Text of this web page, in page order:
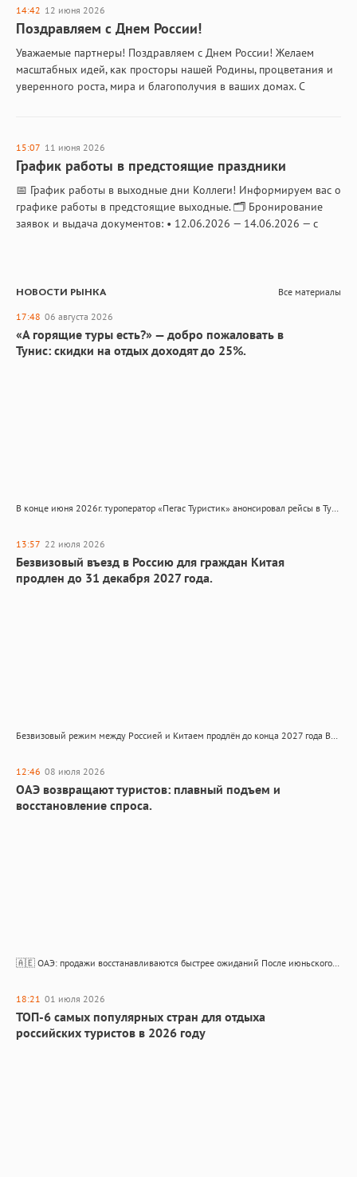
14:42 12 июня 2026
Поздравляем с Днем России!
Уважаемые партнеры! Поздравляем с Днем России! Желаем
масштабных идей, как просторы нашей Родины, процветания и
уверенного роста, мира и благополучия в ваших домах. С
15:07 11 июня 2026
График работы в предстоящие праздники
📅 График работы в выходные дни Коллеги! Информируем вас о
графике работы в предстоящие выходные. 🗂 Бронирование
заявок и выдача документов: • 12.06.2026 — 14.06.2026 — с
НОВОСТИ РЫНКА Все материалы
17:48 06 августа 2026
«А горящие туры есть?» — добро пожаловать в
Тунис: скидки на отдых доходят до 25%.
13:57 22 июля 2026
Безвизовый въезд в Россию для граждан Китая
продлен до 31 декабря 2027 года.
12:46 08 июля 2026
ОАЭ возвращают туристов: плавный подъем и
восстановление спроса.
18:21 01 июля 2026
ТОП-6 самых популярных стран для отдыха
российских туристов в 2026 году